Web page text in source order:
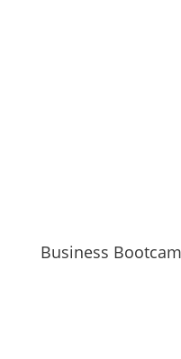
Business